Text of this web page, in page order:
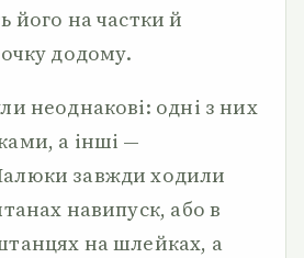
його на частки й
додому.
неоднакові: одні з них
а інші —
завжди ходили
навипуск, або в
на шлейках, а